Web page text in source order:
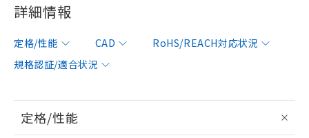
詳細情報
定格/性能 CAD
RoHS/REACH対応状況
規格認証/適合状況
定格/性能